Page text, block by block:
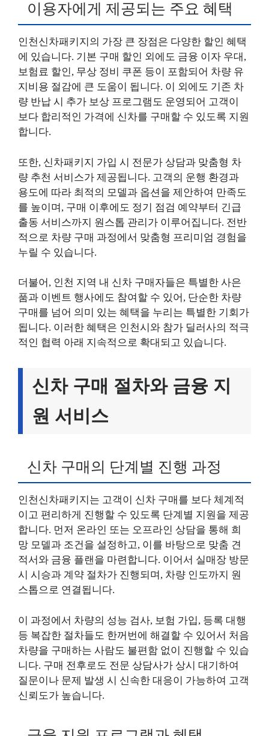
이용자에게 제공되는 주요 혜택
인천신차패키지의 가장 큰 장점은 다양한 할인 혜택
에 있습니다. 기본 구매 할인 외에도 금융 이자 우대,
보험료 할인, 무상 정비 쿠폰 등이 포함되어 차량 유
지비용 절감에 큰 도움이 됩니다. 이 외에도 기존 차
량 반납 시 추가 보상 프로그램도 운영되어 고객이
보다 합리적인 가격에 신차를 구매할 수 있도록 지원
합니다.
또한, 신차패키지 가입 시 전문가 상담과 맞춤형 차
량 추천 서비스가 제공됩니다. 고객의 운행 환경과
용도에 따라 최적의 모델과 옵션을 제안하여 만족도
를 높이며, 구매 이후에도 정기 점검 예약부터 긴급
출동 서비스까지 원스톱 관리가 이루어집니다. 전반
적으로 차량 구매 과정에서 맞춤형 프리미엄 경험을
누릴 수 있습니다.
더불어, 인천 지역 내 신차 구매자들은 특별한 사은
품과 이벤트 행사에도 참여할 수 있어, 단순한 차량
구매를 넘어 의미 있는 혜택을 누리는 특별한 기회가
됩니다. 이러한 혜택은 인천시와 참가 딜러사의 적극
적인 협력 아래 지속적으로 확대되고 있습니다.
신차 구매 절차와 금융 지
원 서비스
신차 구매의 단계별 진행 과정
인천신차패키지는 고객이 신차 구매를 보다 체계적
이고 편리하게 진행할 수 있도록 단계별 지원을 제공
합니다. 먼저 온라인 또는 오프라인 상담을 통해 희
망 모델과 조건을 설정하고, 이를 바탕으로 맞춤 견
적서와 금융 플랜을 마련합니다. 이어서 실매장 방문
시 시승과 계약 절차가 진행되며, 차량 인도까지 원
스톱으로 연결됩니다.
이 과정에서 차량의 성능 검사, 보험 가입, 등록 대행
등 복잡한 절차들도 한꺼번에 해결할 수 있어서 처음
차량을 구매하는 사람도 불편함 없이 진행할 수 있습
니다. 구매 전후로도 전문 상담사가 상시 대기하여
질문이나 문제 발생 시 신속한 대응이 가능하여 고객
신뢰도가 높습니다.